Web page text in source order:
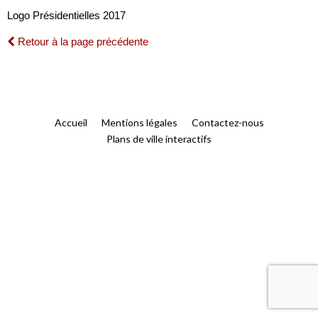
Logo Présidentielles 2017
Retour à la page précédente
Accueil Mentions légales
Contactez-nous
Plans de ville interactifs